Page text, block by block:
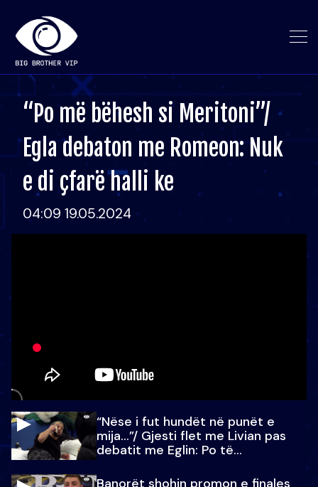
“Po më bëhesh si Meritoni”/
Egla debaton me Romeon: Nuk
e di çfarë halli ke
04:09 19.05.2024
“Nëse i fut hundët në punët e
mija…”/ Gjesti flet me Livian pas
debatit me Eglin: Po të